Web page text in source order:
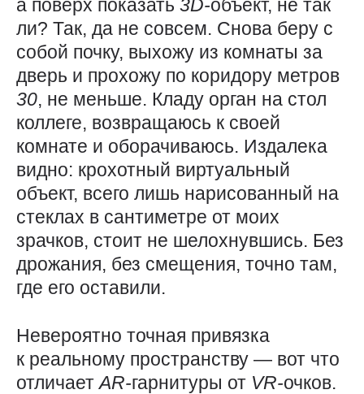
а поверх показать 3D-объект, не так
ли? Так, да не совсем. Снова беру с
собой почку, выхожу из комнаты за
дверь и прохожу по коридору метров
30, не меньше. Кладу орган на стол
коллеге, возвращаюсь к своей
комнате и оборачиваюсь. Издалека
видно: крохотный виртуальный
объект, всего лишь нарисованный на
стеклах в сантиметре от моих
зрачков, стоит не шелохнувшись. Без
дрожания, без смещения, точно там,
где его оставили.
Невероятно точная привязка
к реальному пространству — ​вот что
отличаетAR-гарнитуры от VR-очков.